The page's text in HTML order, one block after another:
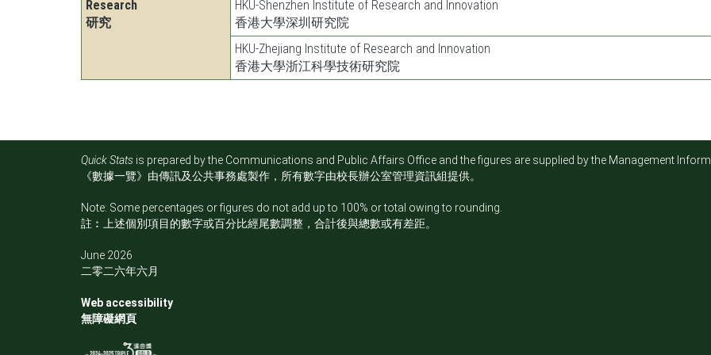
Research
研究
HKU-Shenzhen Institute of Research and Innovation
香港大學深圳研究院
HKU-Zhejiang Institute of Research and Innovation
香港大學浙江科學技術研究院
Quick Stats is prepared by the Communications and Public Affairs Office and the figures are supplied by the Management
《數據一覽》由傳訊及公共事務處製作，所有數字由校長辦公室管理資訊組提供。
Note: Some percentages or figures do not add up to 100% or total owing to rounding.
註︰上述個別項目的數字或百分比經尾數調整，合計後與總數或有差距。
June 2026
二零二六年六月
Web accessibility
無障礙網頁